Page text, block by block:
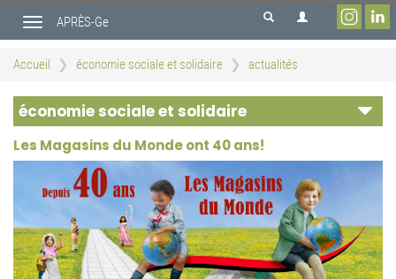
contenu
Toggle
navigation
APRÈS-Ge
Accueil économie sociale et solidaire actualités
économie sociale et solidaire
Les Magasins du Monde ont 40 ans!